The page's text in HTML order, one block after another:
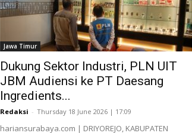
Jawa Timur
Dukung Sektor Industri, PLN UIT
JBM Audiensi ke PT Daesang
Ingredients...
Redaksi - Thursday 18 June 2026 | 17:09
hariansurabaya.com | DRIYOREJO, KABUPATEN